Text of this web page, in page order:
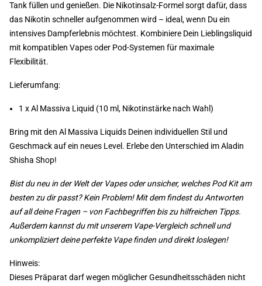
Tank füllen und genießen. Die Nikotinsalz-Formel sorgt dafür, dass
das Nikotin schneller aufgenommen wird – ideal, wenn Du ein
intensives Dampferlebnis möchtest. Kombiniere Dein Lieblingsliquid
mit kompatiblen Vapes oder Pod-Systemen für maximale
Flexibilität.
Lieferumfang:
1 x Al Massiva Liquid (10 ml, Nikotinstärke nach Wahl)
Bring mit den Al Massiva Liquids Deinen individuellen Stil und
Geschmack auf ein neues Level. Erlebe den Unterschied im Aladin
Shisha Shop!
Bist du neu in der Welt der Vapes oder unsicher, welches Pod Kit am
besten zu dir passt? Kein Problem! Mit dem findest du Antworten
auf all deine Fragen – von Fachbegriffen bis zu hilfreichen Tipps.
Außerdem kannst du mit unserem Vape-Vergleich schnell und
unkompliziert deine perfekte Vape finden und direkt loslegen!
Hinweis:
Dieses Präparat darf wegen möglicher Gesundheitsschäden nicht